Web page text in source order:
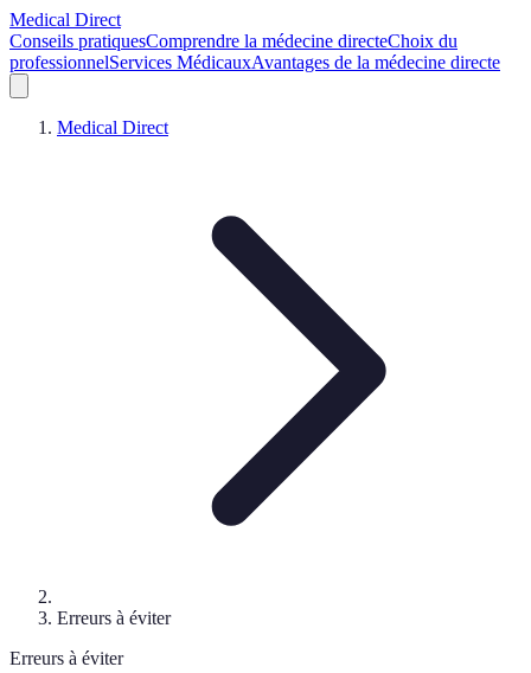
Medical Direct
Conseils pratiquesComprendre la médecine directeChoix du
professionnelServices MédicauxAvantages de la médecine directe
Medical Direct
Erreurs à éviter
Erreurs à éviter